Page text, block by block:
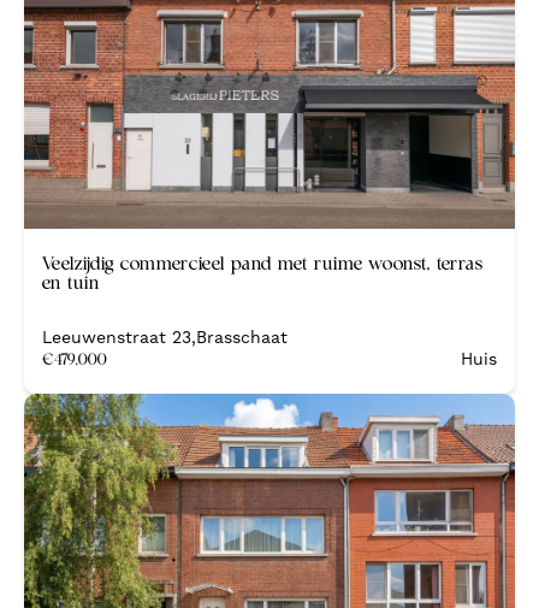
Veelzijdig commercieel pand met ruime woonst, terras
en tuin
Leeuwenstraat 23,Brasschaat
€479.000 Huis